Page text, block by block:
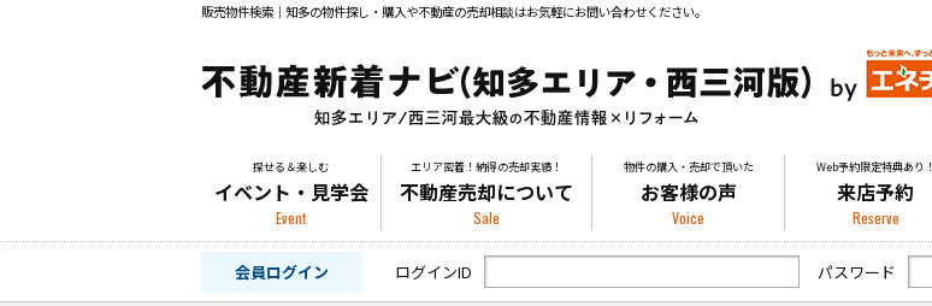
販売物件検索｜知多の物件探し・購入や不動産の売却相談はお気軽にお問い合わせください。
探せる＆楽しむ
イベント・見学会
Event
エリア密着！納得の売却実績！
不動産売却について
Sale
物件の購入・売却で頂いた
お客様の声
Voice
Web予約限定特典あり！
来店予約
Reserve
会員ログイン
ログインID パスワード